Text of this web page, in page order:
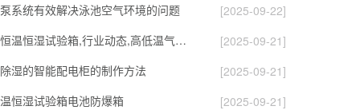
系统有效解决泳池空气环境的问题
[2025-09-22]
如何维护保养恒温恒湿试验箱,行业动态,高低温气流冲击仪
[2025-09-21]
湿的智能配电柜的制作方法
[2025-09-21]
恒湿试验箱电池防爆箱
[2025-09-21]